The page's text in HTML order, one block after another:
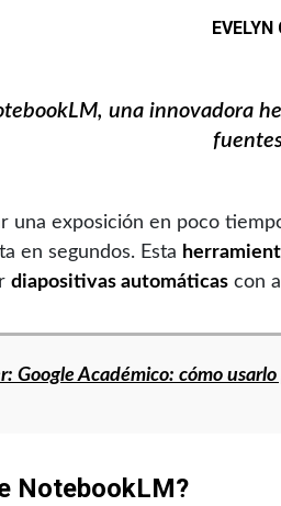
una innovadora
una exposición en poco
en segundos. Esta
diapositivas automáticas con
Google Académico: cómo
NotebookLM?